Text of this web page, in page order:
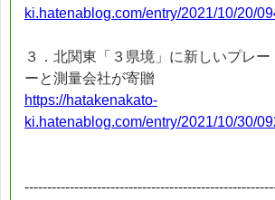
ki.hatenablog.com/entry/2021/10/20/
３．北関東「３県境」に新しいプレー
ーと測量会社が寄贈
https://hatakenakato-
ki.hatenablog.com/entry/2021/10/30/